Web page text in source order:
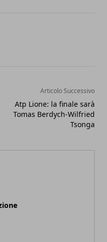
Articolo Successivo
Atp Lione: la finale sarà
Tomas Berdych-Wilfried
Tsonga